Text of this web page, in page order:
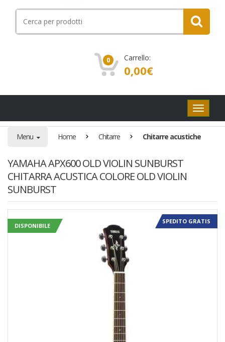
per:
0 Carrello:
0,00€
Pulsanti
di
Menu Home Chitarre Chitarre acustiche
YAMAHA APX600 OLD VIOLIN SUNBURST
CHITARRA ACUSTICA COLORE OLD VIOLIN
SUNBURST
DISPONIBILE
SPEDITO GRATIS